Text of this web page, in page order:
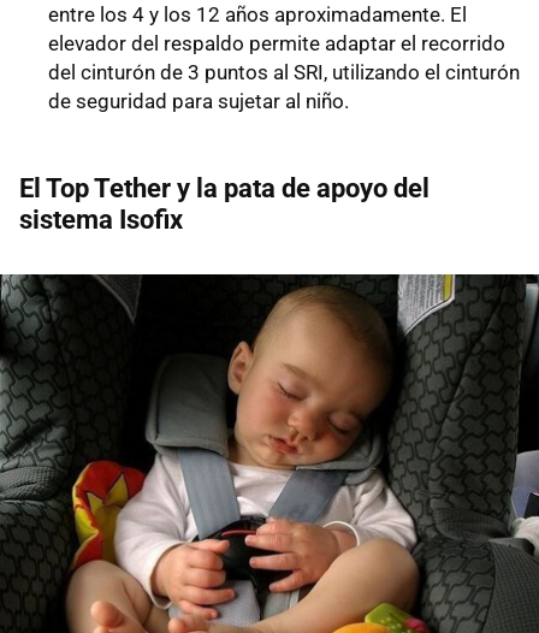
entre los 4 y los 12 años aproximadamente. El
elevador del respaldo permite adaptar el recorrido
del cinturón de 3 puntos al SRI, utilizando el cinturón
de seguridad para sujetar al niño.
El Top Tether y la pata de apoyo del
sistema Isofix